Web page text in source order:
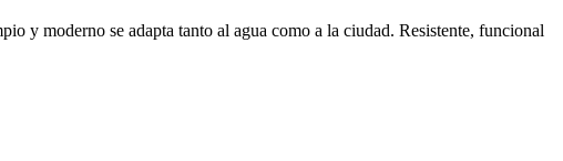
y moderno se adapta tanto al agua como a la ciudad. Resistente, funcional